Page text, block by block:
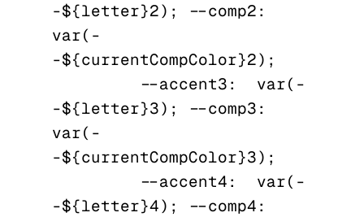
-${letter}2);  --comp2:
var(-
-${currentCompColor}2);
          --accent3:  var(-
-${letter}3);  --comp3:
var(-
-${currentCompColor}3);
          --accent4:  var(-
-${letter}4);  --comp4: